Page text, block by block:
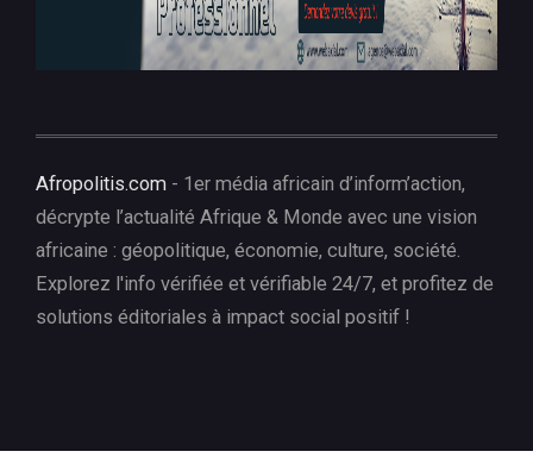
Afropolitis.com - 1er média africain d’inform’action,
décrypte l’actualité Afrique & Monde avec une vision
africaine : géopolitique, économie, culture, société.
Explorez l'info vérifiée et vérifiable 24/7, et profitez de
solutions éditoriales à impact social positif !